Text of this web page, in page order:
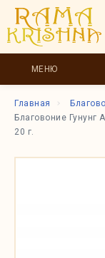
МЕНЮ
Главная
Благовоние Гунунг
20 г.